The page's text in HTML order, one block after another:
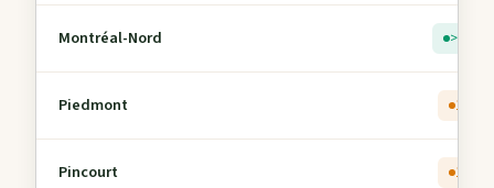
Montréal-Nord > 5
Piedmont 1
Pincourt 1